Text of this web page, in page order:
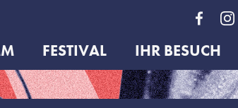
FESTIVAL IHR BESUCH